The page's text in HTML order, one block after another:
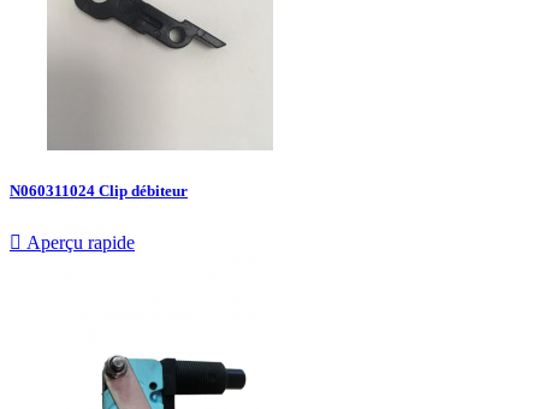
N060311024 Clip débiteur
 Aperçu rapide